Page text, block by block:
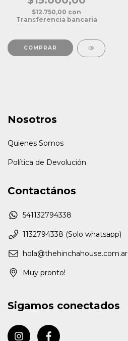
$12.750,00 con
Transferencia bancaria
COMPRAR
Nosotros
Quienes Somos
Política de Devolución
Contactános
541132794338
1132794338 (Solo whatsapp)
hola@thehinchahouse.com.ar
Muy pronto!
Sigamos conectados